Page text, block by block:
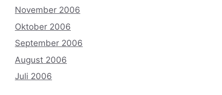
November 2006
Oktober 2006
September 2006
August 2006
Juli 2006